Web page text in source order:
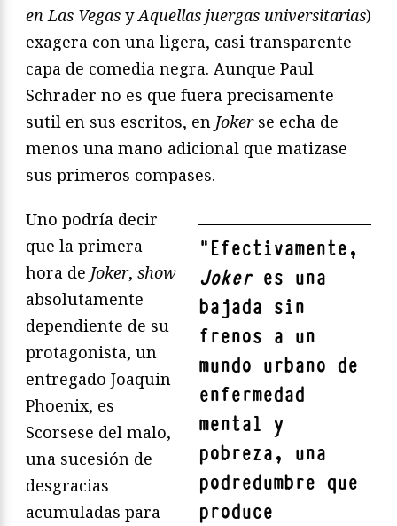
en Las Vegas yAquellas juergas universitarias)
exagera con una ligera, casi transparente
capa de comedia negra. Aunque Paul
Schrader no es que fuera precisamente
sutil en sus escritos, en Jokerse echa de
menos una mano adicional que matizase
sus primeros compases.
"Efectivamente,
Jokeres una
bajada sin
frenos a un
mundo urbano de
enfermedad
mental y
pobreza, una
podredumbre que
produce
Uno podría decir
que la primera
hora de Joker, show
absolutamente
dependiente de su
protagonista, un
entregado Joaquin
Phoenix, es
Scorsese del malo,
una sucesión de
desgracias
acumuladas para